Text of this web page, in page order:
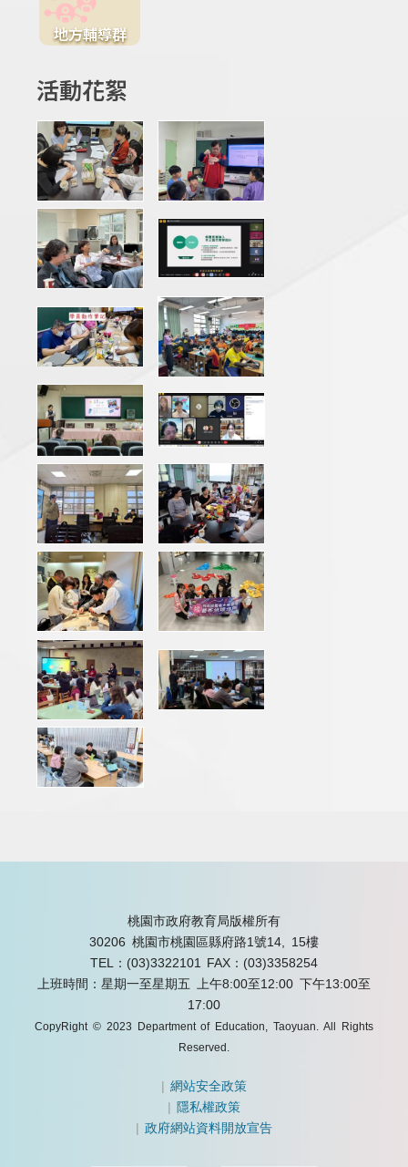
地方輔導群
活動花絮
桃園市政府教育局版權所有
30206 桃園市桃園區縣府路1號14, 15樓
TEL：(03)3322101
FAX：(03)3358254
上班時間：星期一至星期五 上午8:00至12:00 下午13:00至
17:00
CopyRight © 2023 Department of Education, Taoyuan. All Rights
Reserved.
|網站安全政策
| 隱私權政策
|政府網站資料開放宣告